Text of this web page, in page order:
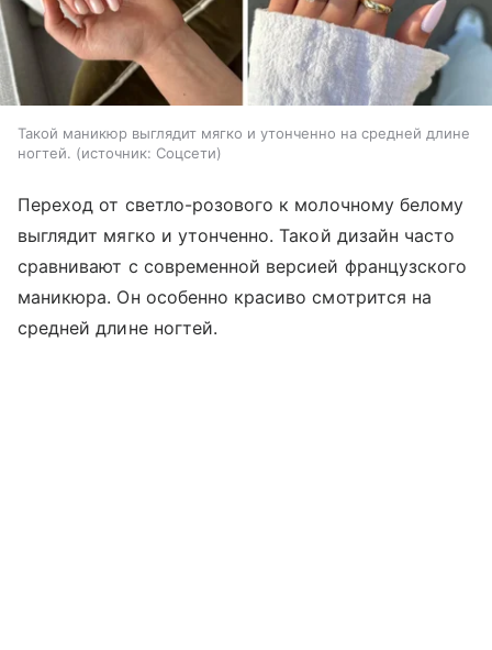
Такой маникюр выглядит мягко и утонченно на средней длине
ногтей.
источник: Соцсети
Переход от светло-розового к молочному белому
выглядит мягко и утонченно. Такой дизайн часто
сравнивают с современной версией французского
маникюра. Он особенно красиво смотрится на
средней длине ногтей.